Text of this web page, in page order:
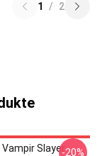
1 / 2
Slayer-20%